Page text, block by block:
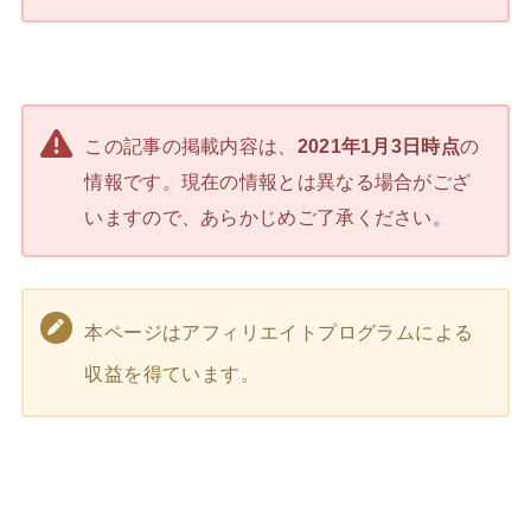
この記事の掲載内容は、 2021年1月3日時点の
情報です。現在の情報とは異なる場合がござ
いますので、あらかじめご了承ください。
本ページはアフィリエイトプログラムによる
収益を得ています。